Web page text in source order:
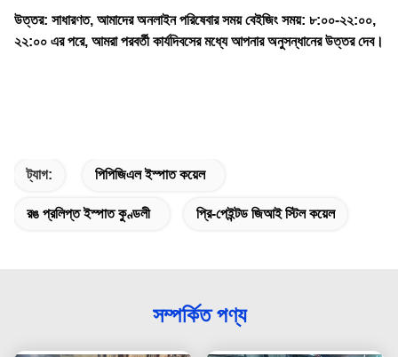
উত্তর: সাধারণত, আমাদের অনলাইন পরিষেবার সময় বেইজিং সময়: ৮:০০-২২:০০,
২২:০০ এর পরে, আমরা পরবর্তী কার্যদিবসের মধ্যে আপনার অনুসন্ধানের উত্তর দেব।
ট্যাগ: পিপিজিএল ইস্পাত কয়েল
রঙ প্রলিপ্ত ইস্পাত কুণ্ডলী প্রি-পেইন্টড জিআই স্টিল কয়েল
সম্পর্কিত পণ্য